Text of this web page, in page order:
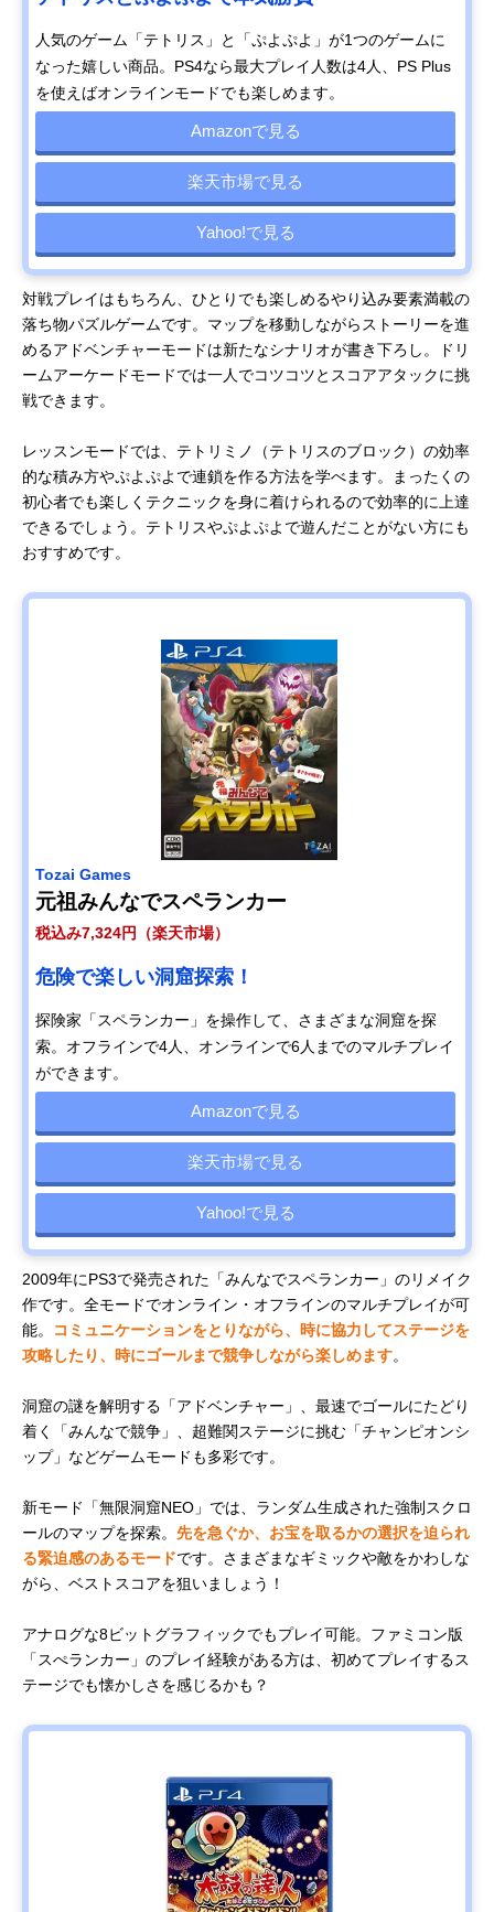
人気のゲーム「テトリス」と「ぷよぷよ」が1つのゲームに
なった嬉しい商品。PS4なら最大プレイ人数は4人、PS Plus
を使えばオンラインモードでも楽しめます。
Amazonで見る
楽天市場で見る
Yahoo!で見る
対戦プレイはもちろん、ひとりでも楽しめるやり込み要素満載の
落ち物パズルゲームです。マップを移動しながらストーリーを進
めるアドベンチャーモードは新たなシナリオが書き下ろし。ドリ
ームアーケードモードでは一人でコツコツとスコアアタックに挑
戦できます。
レッスンモードでは、テトリミノ（テトリスのブロック）の効率
的な積み方やぷよぷよで連鎖を作る方法を学べます。まったくの
初心者でも楽しくテクニックを身に着けられるので効率的に上達
できるでしょう。テトリスやぷよぷよで遊んだことがない方にも
おすすめです。
Tozai Games
元祖みんなでスペランカー
税込み7,324円（楽天市場）
危険で楽しい洞窟探索！
探険家「スペランカー」を操作して、さまざまな洞窟を探
索。オフラインで4人、オンラインで6人までのマルチプレイ
ができます。
Amazonで見る
楽天市場で見る
Yahoo!で見る
2009年にPS3で発売された「みんなでスペランカー」のリメイク
作です。全モードでオンライン・オフラインのマルチプレイが可
能。
コミュニケーションをとりながら、時に協力してステージを
攻略したり、時にゴールまで競争しながら楽しめます。
洞窟の謎を解明する「アドベンチャー」、最速でゴールにたどり
着く「みんなで競争」、超難関ステージに挑む「チャンピオンシ
ップ」などゲームモードも多彩です。
新モード「無限洞窟NEO」では、ランダム生成された強制スクロ
ールのマップを探索。 先を急ぐか、お宝を取るかの選択を迫られ
る緊迫感のあるモードです。さまざまなギミックや敵をかわしな
がら、ベストスコアを狙いましょう！
アナログな8ビットグラフィックでもプレイ可能。ファミコン版
「スぺランカー」のプレイ経験がある方は、初めてプレイするス
テージでも懐かしさを感じるかも？